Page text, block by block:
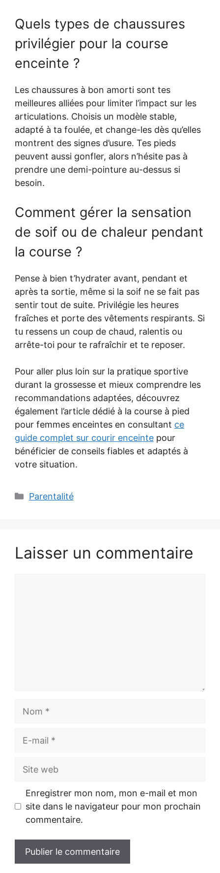
Quels types de chaussures
privilégier pour la course
enceinte ?
Les chaussures à bon amorti sont tes
meilleures alliées pour limiter l’impact sur les
articulations. Choisis un modèle stable,
adapté à ta foulée, et change-les dès qu’elles
montrent des signes d’usure. Tes pieds
peuvent aussi gonfler, alors n’hésite pas à
prendre une demi-pointure au-dessus si
besoin.
Comment gérer la sensation
de soif ou de chaleur pendant
la course ?
Pense à bien t’hydrater avant, pendant et
après ta sortie, même si la soif ne se fait pas
sentir tout de suite. Privilégie les heures
fraîches et porte des vêtements respirants. Si
tu ressens un coup de chaud, ralentis ou
arrête-toi pour te rafraîchir et te reposer.
Pour aller plus loin sur la pratique sportive
durant la grossesse et mieux comprendre les
recommandations adaptées, découvrez
également l’article dédié à la course à pied
pour femmes enceintes en consultant ce
guide complet sur courir enceinte pour
bénéficier de conseils fiables et adaptés à
votre situation.
Catégories
Parentalité
Laisser un commentaire
Site
Enregistrer mon nom, mon e-mail et mon
site dans le navigateur pour mon prochain
commentaire.